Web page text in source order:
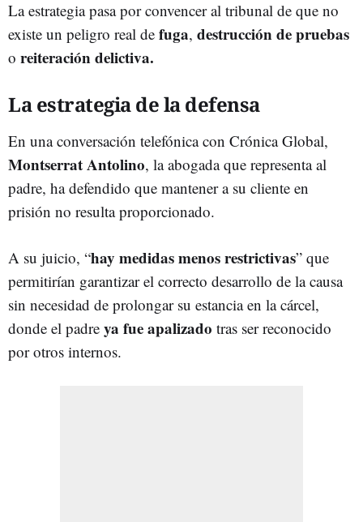
La estrategia pasa por convencer al tribunal de que no
existe un peligro real de fuga, destrucción de pruebas
o reiteración delictiva.
La estrategia de la defensa
En una conversación telefónica con Crónica Global,
Montserrat Antolino, la abogada que representa al
padre, ha defendido que mantener a su cliente en
prisión no resulta proporcionado.
A su juicio, “hay medidas menos restrictivas” que
permitirían garantizar el correcto desarrollo de la causa
sin necesidad de prolongar su estancia en la cárcel,
donde el padre ya fue apalizado tras ser reconocido
por otros internos.